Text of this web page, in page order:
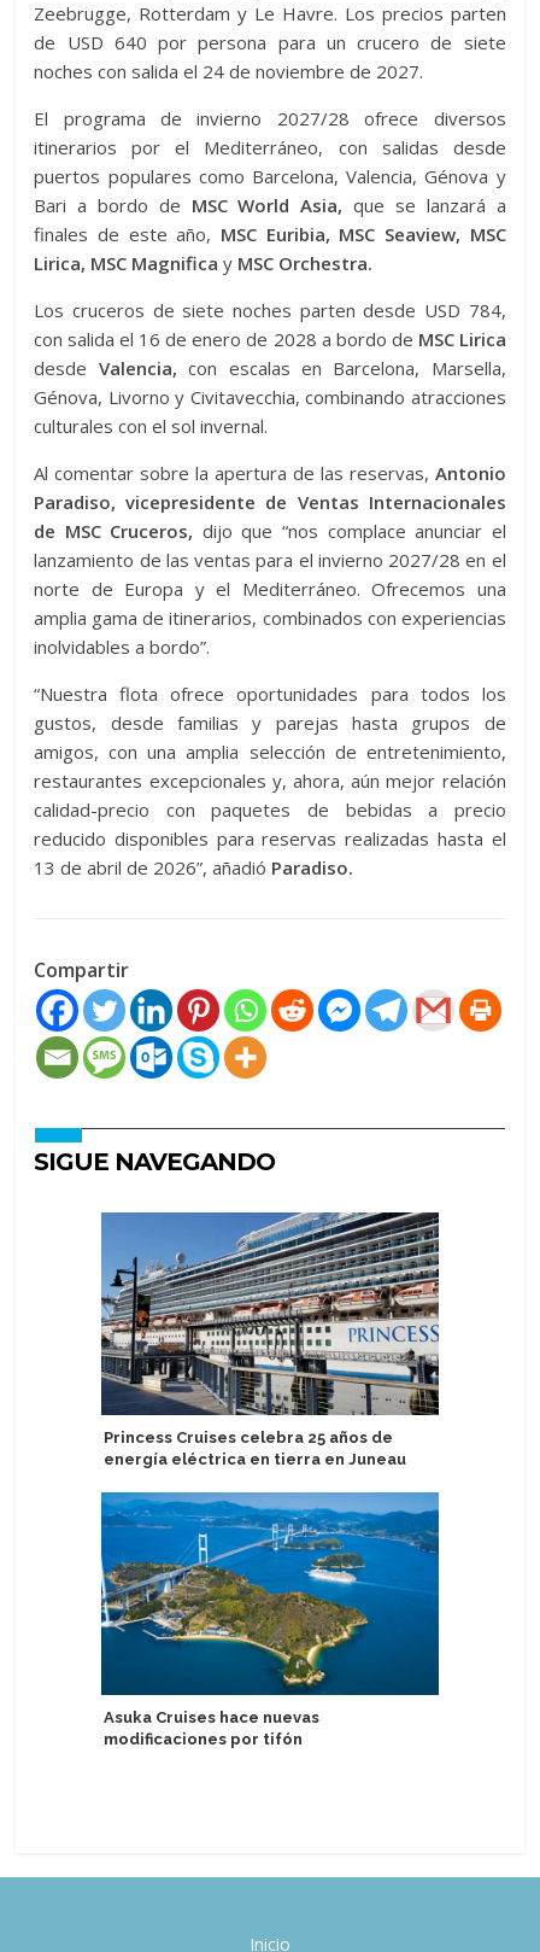
Zeebrugge, Rotterdam y Le Havre. Los precios parten
de USD 640 por persona para un crucero de siete
noches con salida el 24 de noviembre de 2027.
El programa de invierno 2027/28 ofrece diversos
itinerarios por el Mediterráneo, con salidas desde
puertos populares como Barcelona, ​​Valencia, Génova y
Bari a bordo de MSC World Asia, que se lanzará a
finales de este año, MSC Euribia, MSC Seaview, MSC
Lirica, MSC Magnifica y MSC Orchestra.
Los cruceros de siete noches parten desde USD 784,
con salida el 16 de enero de 2028 a bordo de MSC Lirica
desde Valencia, con escalas en Barcelona, ​​Marsella,
Génova, Livorno y Civitavecchia, combinando atracciones
culturales con el sol invernal.
Al comentar sobre la apertura de las reservas, Antonio
Paradiso, vicepresidente de Ventas Internacionales
de MSC Cruceros, dijo que “nos complace anunciar el
lanzamiento de las ventas para el invierno 2027/28 en el
norte de Europa y el Mediterráneo. Ofrecemos una
amplia gama de itinerarios, combinados con experiencias
inolvidables a bordo”.
“Nuestra flota ofrece oportunidades para todos los
gustos, desde familias y parejas hasta grupos de
amigos, con una amplia selección de entretenimiento,
restaurantes excepcionales y, ahora, aún mejor relación
calidad-precio con paquetes de bebidas a precio
reducido disponibles para reservas realizadas hasta el
13 de abril de 2026”, añadió Paradiso.
Compartir
SIGUE NAVEGANDO
Princess Cruises celebra 25 años de
energía eléctrica en tierra en Juneau
Asuka Cruises hace nuevas
modificaciones por tifón
Inicio